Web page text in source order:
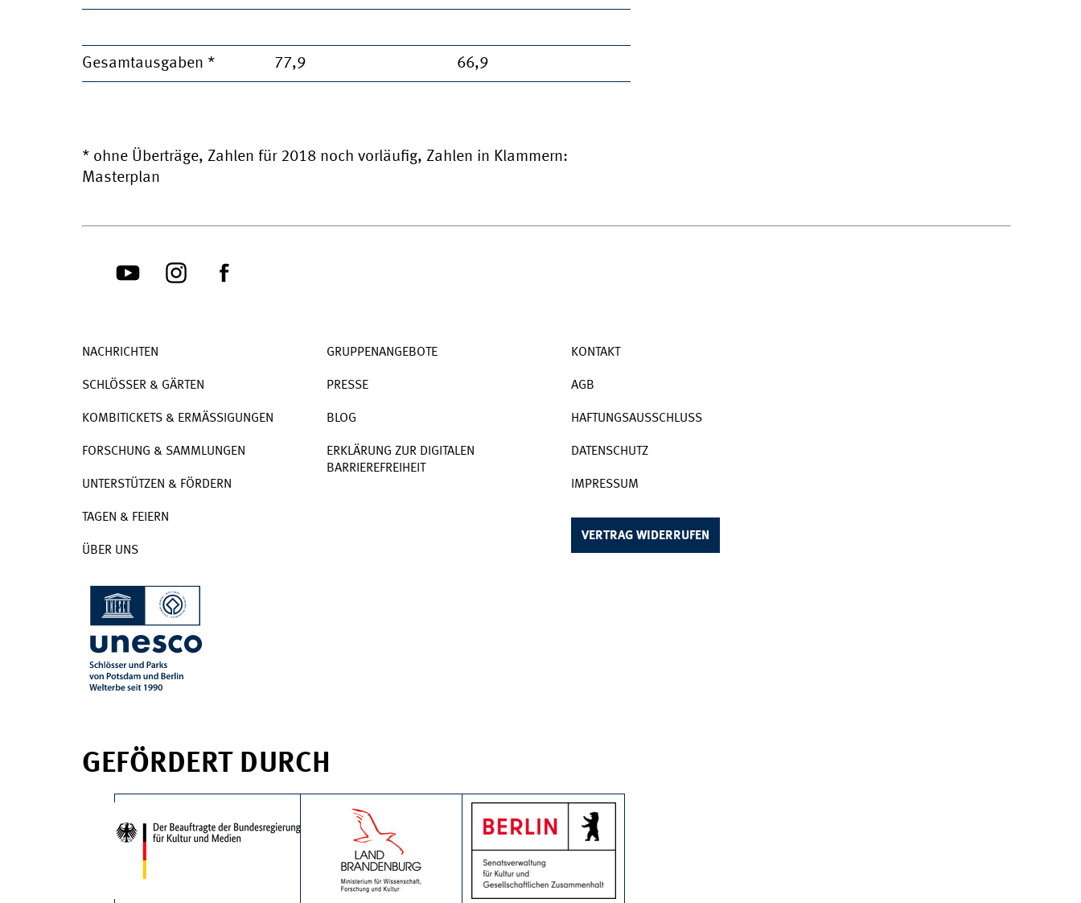
Gesamtausgaben * 77,9 66,9
* ohne Überträge, Zahlen für 2018 noch vorläufig, Zahlen in Klammern:
Masterplan
NACHRICHTEN
SCHLÖSSER & GÄRTEN
KOMBITICKETS & ERMÄSSIGUNGEN
FORSCHUNG & SAMMLUNGEN
UNTERSTÜTZEN & FÖRDERN
TAGEN & FEIERN
ÜBER UNS
GRUPPENANGEBOTE
PRESSE
BLOG
ERKLÄRUNG ZUR DIGITALEN
BARRIEREFREIHEIT
KONTAKT
AGB
HAFTUNGSAUSSCHLUSS
DATENSCHUTZ
IMPRESSUM
VERTRAG WIDERRUFEN
GEFÖRDERT DURCH